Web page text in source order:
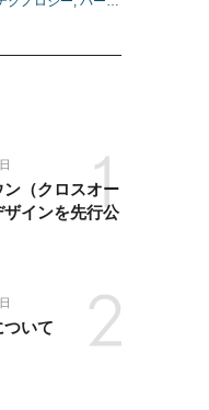
ン（クロスオー
インを先行公
いて